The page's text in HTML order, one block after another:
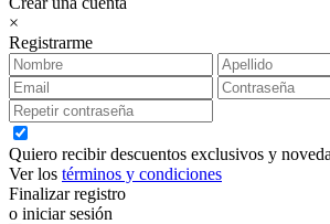
×
Registrarme
Quiero recibir descuentos exclusivos y
Ver los términos y condiciones
Finalizar registro
o iniciar sesión